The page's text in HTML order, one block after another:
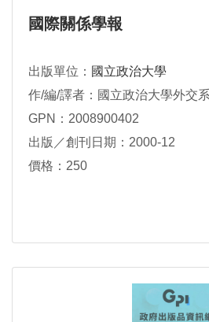
國際關係學報
出版單位： 國立政治大學
作/編/譯者：國立政治大學外交系
GPN：2008900402
出版／創刊日期：2000-12
價格：250